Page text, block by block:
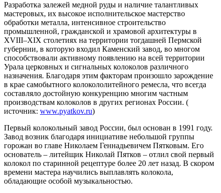
Разработка залежей медной руды и наличие талантливых
мастеровых, их высокое исполнительское мастерство
обработки металла, интенсивное строительство
промышленной, гражданской и храмовой архитектуры в
XVIII–XIX столетиях на территории тогдашней Пермской
губернии, в которую входил Каменский завод, во многом
способствовали активному появлению на всей территории
Урала церковных и сигнальных колоколов различного
назначения. Благодаря этим факторам произошло зарождение
в крае самобытного колокололитейного ремесла, что всегда
составляло достойную конкуренцию многим частным
производствам колоколов в других регионах России. (
источник: www.pyatkov.ru)
Первый колокольный завод России, был основан в 1991 году.
Завод возник благодаря инициативе небольшой группы
горожан во главе Николаем Геннадьевичем Пятковым. Его
основатель – литейщик Николай Пятков – отлил свой первый
колокол по старинной рецептуре более 20 лет назад. В скором
времени мастера научились выплавлять колокола,
обладающие особой музыкальностью.